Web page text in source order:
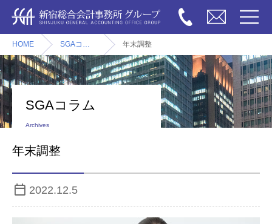
HOME SGAコラム 年末調整
SGAコラム
Archives
年末調整
2022.12.5